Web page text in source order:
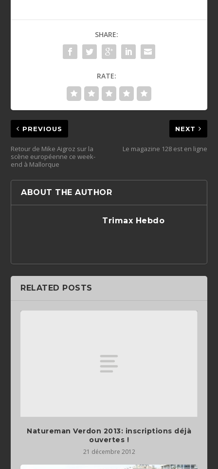
SHARE:
RATE:
PREVIOUS
Retour de Mike Aigroz sur la
scène européenne ce week-
end à Mallorque
NEXT
Le magazine 128 est en ligne
ABOUT THE AUTHOR
Trimax Hebdo
RELATED POSTS
Natureman Verdon 2013: inscriptions déjà
ouvertes !
21 décembre 2012